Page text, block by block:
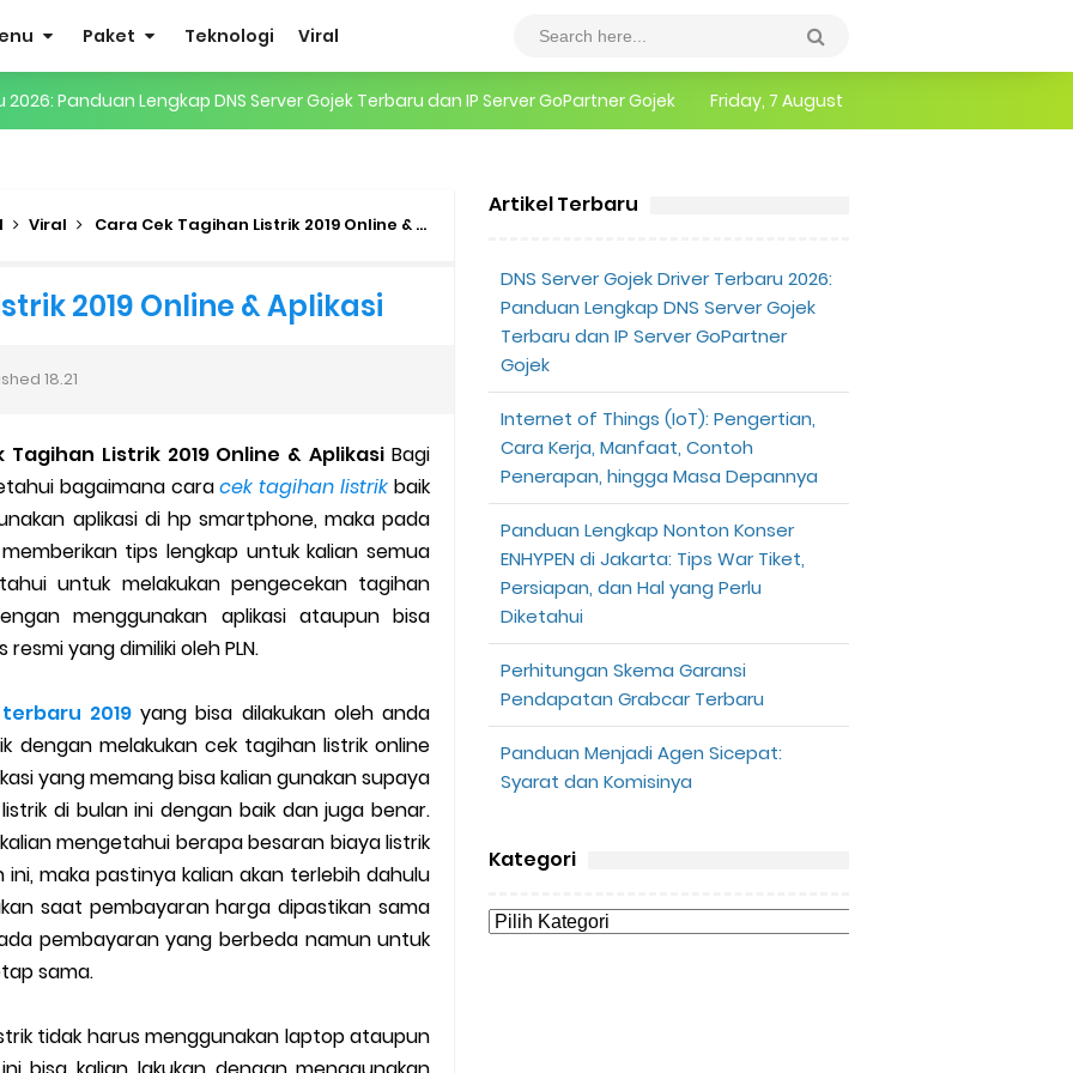
Paket Teknologi Viral
Cara Kerja, Manfaat, Contoh Penerapan, hingga Masa Depannya
Grabcar Terbaru
Diterima
Online Terbaru Dari Grab
Gratis
Sendiri dan Orang Lain
Driver
Akun Gojek Dibekukan
Sesuai dengan Orderan
Mitra Gojek
Mudah
Perlu Kamu Ketahui
Friday, 7 August
Viral Cara Cek Tagihan Listrik 2019 Online & Aplikasi
2019 Online & Aplikasi
18.21
Tagihan Listrik 2019 Online & AplikasiBagi
bagaimana caracek tagihan listrik baik
aplikasi di hp smartphone, maka pada
tips lengkap untuk kalian semua
untuk melakukan pengecekan tagihan
menggunakan aplikasi ataupun bisa
yang dimiliki oleh PLN.
2019yang bisa dilakukan oleh anda
dengan melakukan cek tagihan listrik online
yang memang bisa kalian gunakan supaya
di bulan ini dengan baik dan juga benar.
mengetahui berapa besaran biaya listrik
maka pastinya kalian akan terlebih dahulu
saat pembayaran harga dipastikan sama
pembayaran yang berbeda namun untuk
sama.
tidak harus menggunakan laptop ataupun
Artikel Terbaru
DNS Server Gojek Driver Terbaru 2026:
Panduan Lengkap DNS Server Gojek
Terbaru dan IP Server GoPartner
Gojek
Internet of Things (IoT): Pengertian,
Cara Kerja, Manfaat, Contoh
Penerapan, hingga Masa Depannya
Panduan Lengkap Nonton Konser
ENHYPEN di Jakarta: Tips War Tiket,
Persiapan, dan Hal yang Perlu
Diketahui
Perhitungan Skema Garansi
Pendapatan Grabcar Terbaru
Panduan Menjadi Agen Sicepat:
Syarat dan Komisinya
Kategori